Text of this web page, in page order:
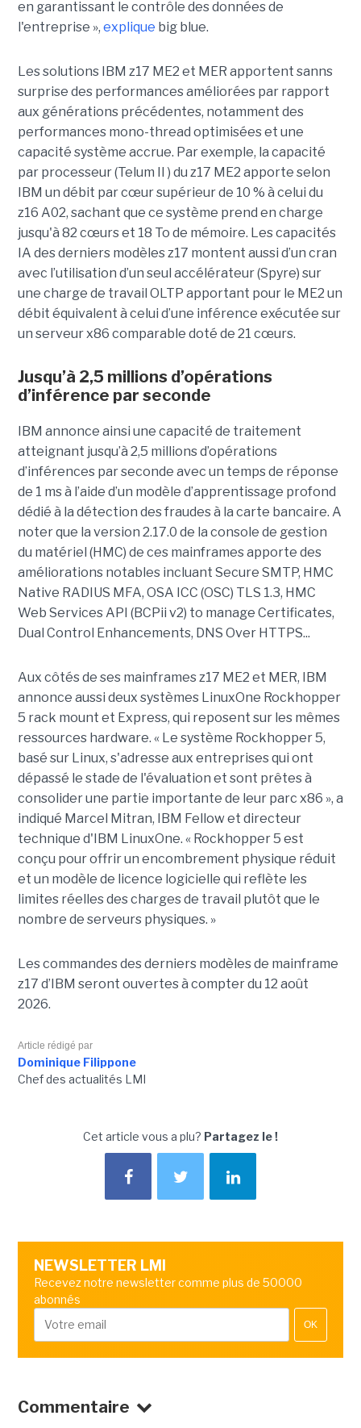
en garantissant le contrôle des données de
l'entreprise », explique big blue.
Les solutions IBM z17 ME2 et MER apportent sanns
surprise des performances améliorées par rapport
aux générations précédentes, notamment des
performances mono-thread optimisées et une
capacité système accrue. Par exemple, la capacité
par processeur (Telum II ) du z17 ME2 apporte selon
IBM un débit par cœur supérieur de 10 % à celui du
z16 A02, sachant que ce système prend en charge
jusqu'à 82 cœurs et 18 To de mémoire. Les capacités
IA des derniers modèles z17 montent aussi d’un cran
avec l’utilisation d’un seul accélérateur (Spyre) sur
une charge de travail OLTP apportant pour le ME2 un
débit équivalent à celui d’une inférence exécutée sur
un serveur x86 comparable doté de 21 cœurs.
Jusqu’à 2,5 millions d’opérations
d’inférence par seconde
IBM annonce ainsi une capacité de traitement
atteignant jusqu’à 2,5 millions d’opérations
d’inférences par seconde avec un temps de réponse
de 1 ms à l’aide d’un modèle d’apprentissage profond
dédié à la détection des fraudes à la carte bancaire. A
noter que la version 2.17.0 de la console de gestion
du matériel (HMC) de ces mainframes apporte des
améliorations notables incluant Secure SMTP, HMC
Native RADIUS MFA, OSA ICC (OSC) TLS 1.3, HMC
Web Services API (BCPii v2) to manage Certificates,
Dual Control Enhancements, DNS Over HTTPS...
Aux côtés de ses mainframes z17 ME2 et MER, IBM
annonce aussi deux systèmes LinuxOne Rockhopper
5 rack mount et Express, qui reposent sur les mêmes
ressources hardware. « Le système Rockhopper 5,
basé sur Linux, s'adresse aux entreprises qui ont
dépassé le stade de l'évaluation et sont prêtes à
consolider une partie importante de leur parc x86 », a
indiqué Marcel Mitran, IBM Fellow et directeur
technique d'IBM LinuxOne. « Rockhopper 5 est
conçu pour offrir un encombrement physique réduit
et un modèle de licence logicielle qui reflète les
limites réelles des charges de travail plutôt que le
nombre de serveurs physiques. »
Les commandes des derniers modèles de mainframe
z17 d’IBM seront ouvertes à compter du 12 août
2026.
Article rédigé par
Dominique Filippone
Chef des actualités LMI
Cet article vous a plu? Partagez le !
NEWSLETTER LMI
Recevez notre newsletter comme plus de 50000
abonnés
OK
Commentaire